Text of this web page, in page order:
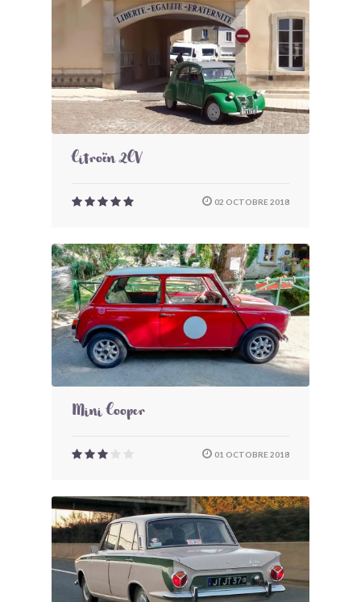
Citroën 2CV
02 OCTOBRE 2018
Mini Cooper
01 OCTOBRE 2018